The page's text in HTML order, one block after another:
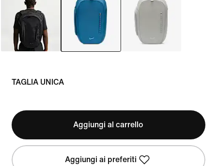
TAGLIA UNICA
Aggiungi al carrello
Aggiungi ai preferiti